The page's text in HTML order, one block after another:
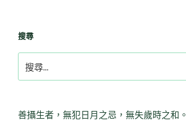
搜尋
搜
尋
字:
善攝生者，無犯日月之忌，無失歲時之和。